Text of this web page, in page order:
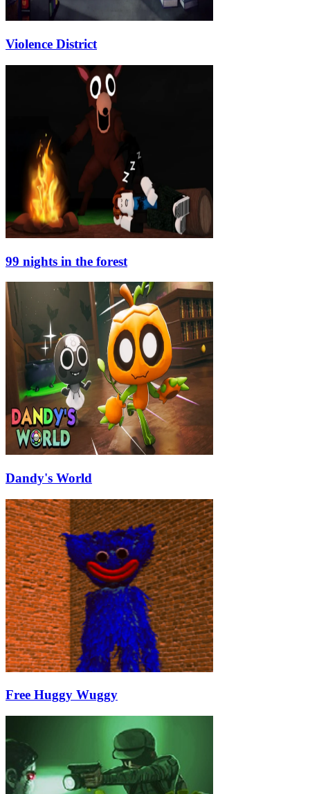
Violence District
99 nights in the forest
Dandy's World
Free Huggy Wuggy